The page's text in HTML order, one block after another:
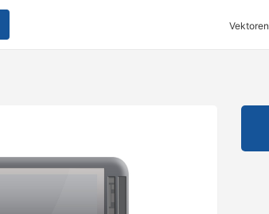
Vektoren